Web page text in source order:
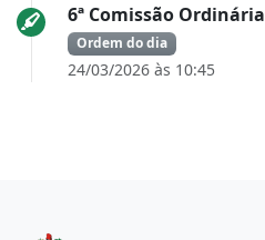
6ª Comissão Ordinária
Ordem do dia
24/03/2026 às 10:45